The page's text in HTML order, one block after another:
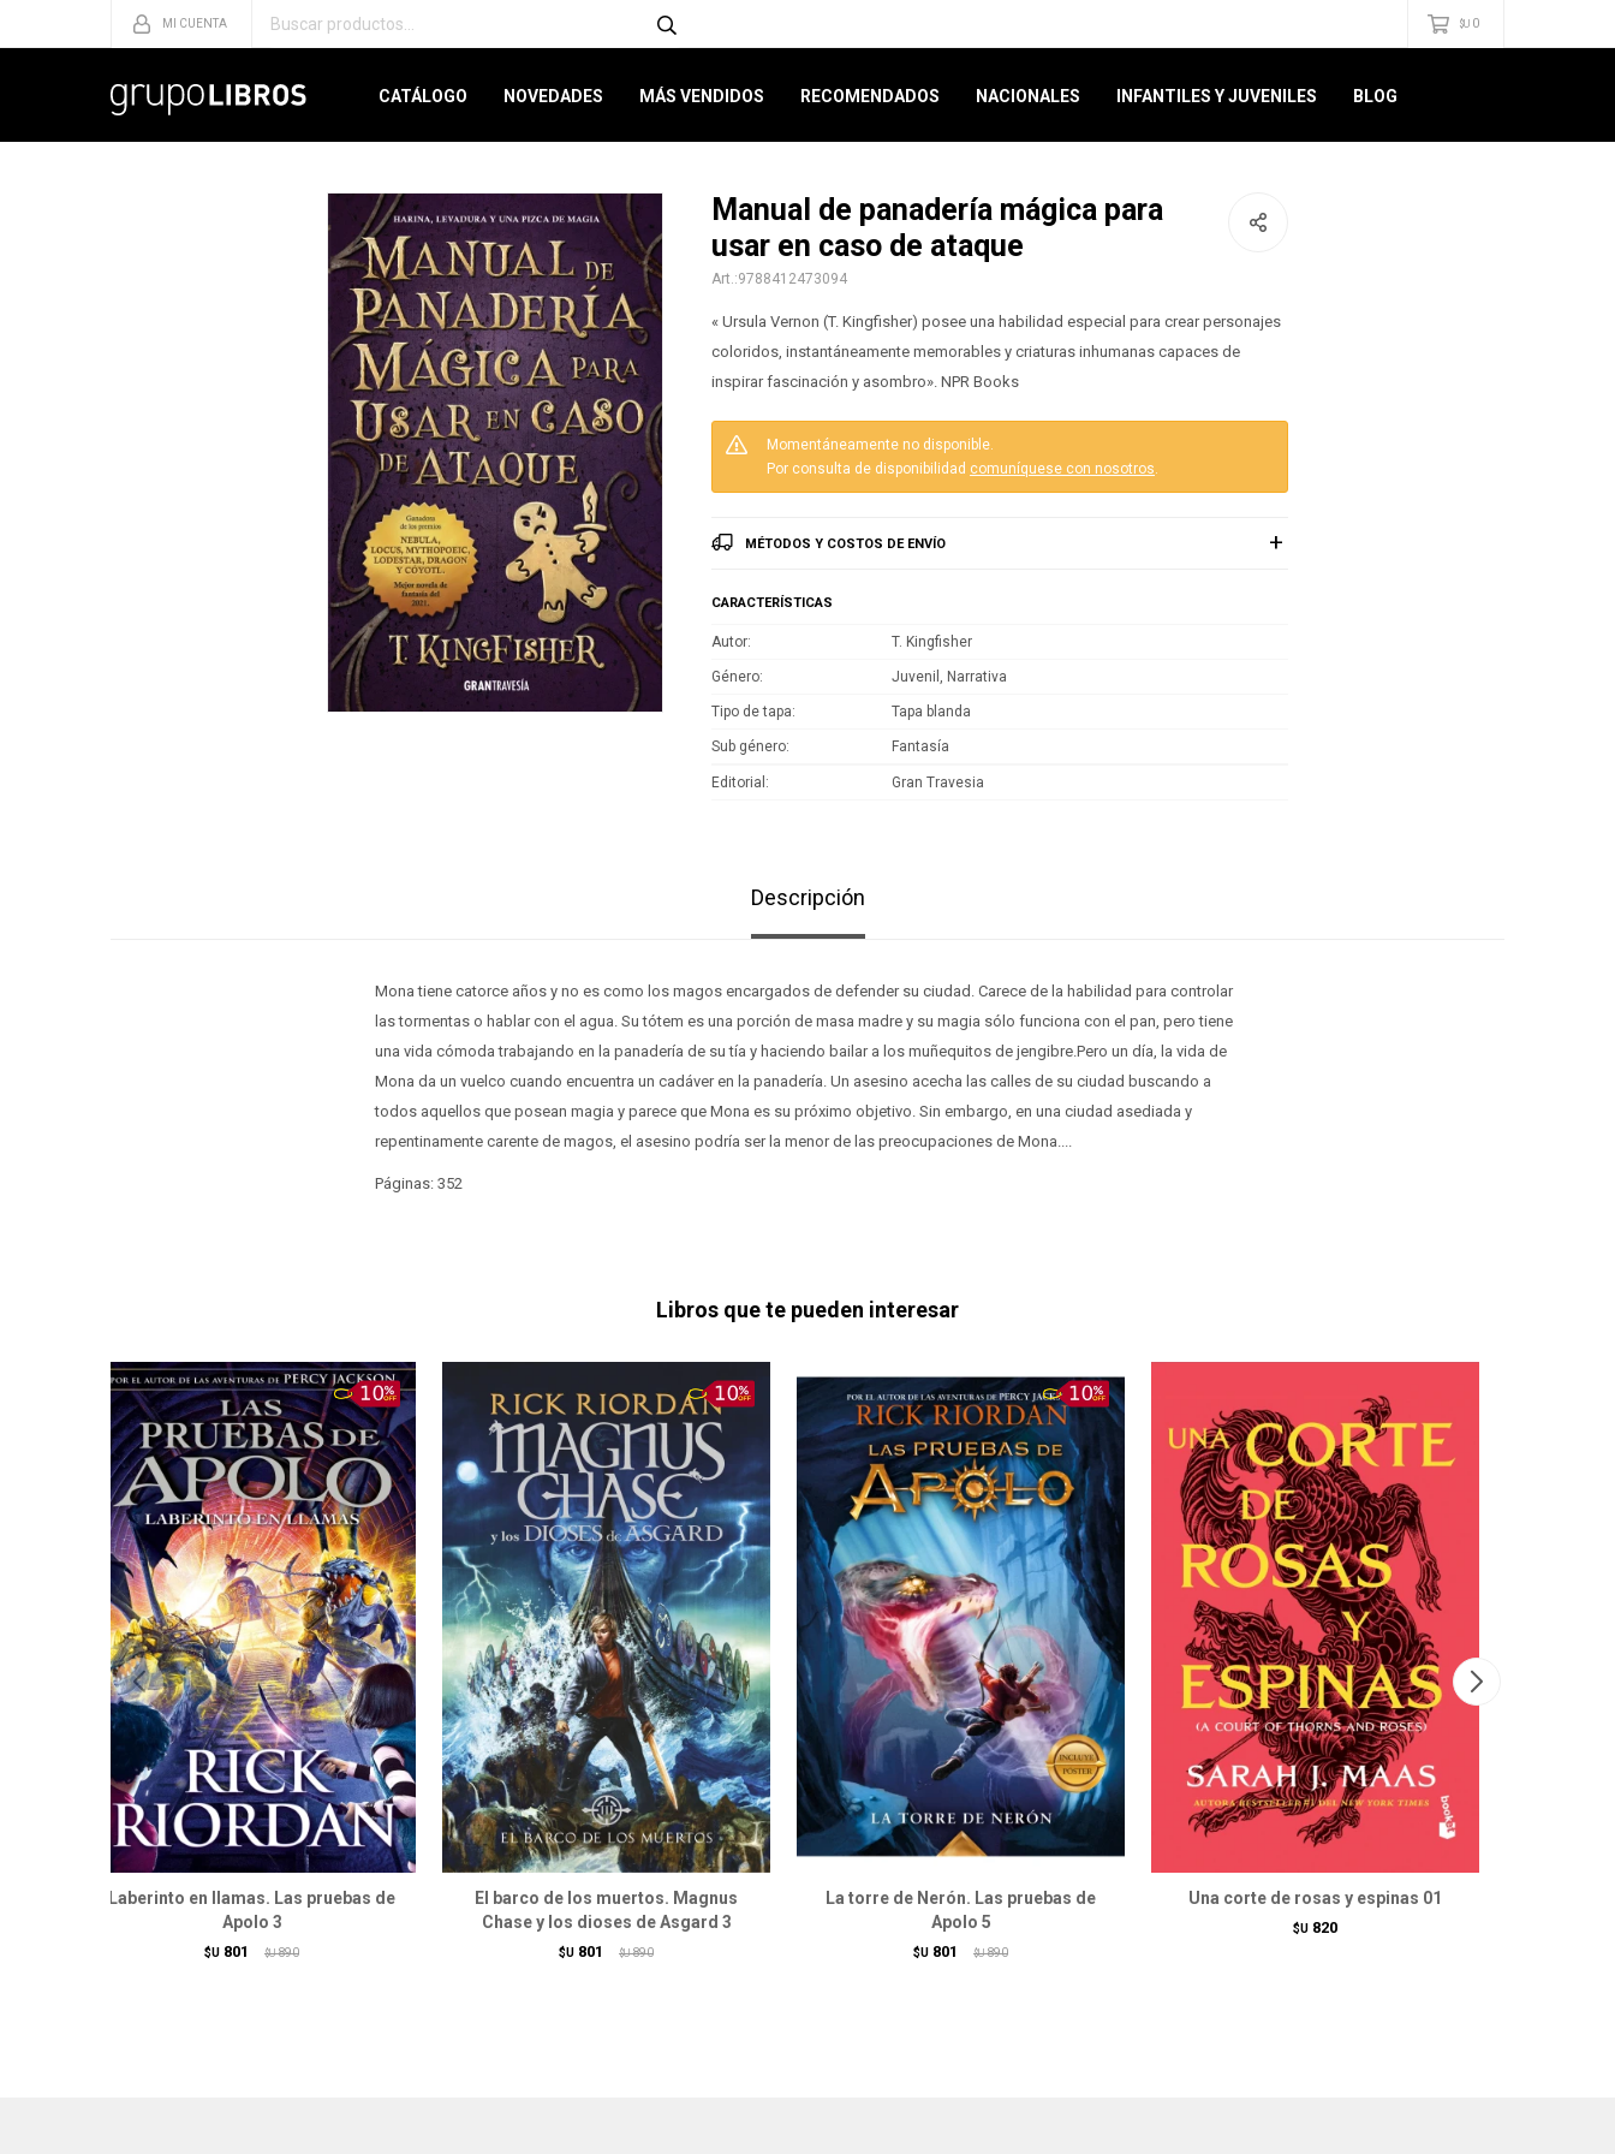
CATÁLOGO NOVEDADES MÁS VENDIDOS RECOMENDADOS NACIONALES INFANTILES Y JUVENILES BLOG
$U 0
Manual de panadería mágica para
usar en caso de ataque
9788412473094
« Ursula Vernon (T. Kingfisher) posee una habilidad especial para crear personajes
coloridos, instantáneamente memorables y criaturas inhumanas capaces de
inspirar fascinación y asombro». NPR Books
Momentáneamente no disponible.
Por consulta de disponibilidad comuníquese con nosotros.
MÉTODOS Y COSTOS DE ENVÍO
CARACTERÍSTICAS
Autor T. Kingfisher
Género Juvenil, Narrativa
Tipo de tapa Tapa blanda
Sub género Fantasía
Editorial Gran Travesia
Descripción
Mona tiene catorce años y no es como los magos encargados de defender su ciudad. Carece de la habilidad para controlar
las tormentas o hablar con el agua. Su tótem es una porción de masa madre y su magia sólo funciona con el pan, pero tiene
una vida cómoda trabajando en la panadería de su tía y haciendo bailar a los muñequitos de jengibre.Pero un día, la vida de
Mona da un vuelco cuando encuentra un cadáver en la panadería. Un asesino acecha las calles de su ciudad buscando a
todos aquellos que posean magia y parece que Mona es su próximo objetivo. Sin embargo, en una ciudad asediada y
repentinamente carente de magos, el asesino podría ser la menor de las preocupaciones de Mona....
Páginas: 352
Libros que te pueden interesar
Laberinto en llamas. Las pruebas de
Apolo 3
$U 801 $U 890
El barco de los muertos. Magnus
Chase y los dioses de Asgard 3
$U 801 $U 890
La torre de Nerón. Las pruebas de
Apolo 5
$U 801 $U 890
Una corte de rosas y espinas 01
$U 820